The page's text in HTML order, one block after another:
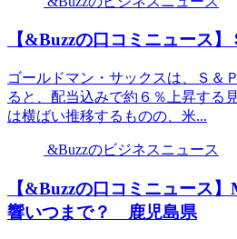
【&Buzzの口コミニュース
ゴールドマン・サックスは、Ｓ＆
ると、配当込みで約６％上昇する
は横ばい推移するものの、米...
&Buzzのビジネスニュース
【&Buzzの口コミニュース
響いつまで？ 鹿児島県